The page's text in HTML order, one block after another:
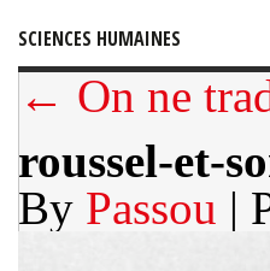
SCIENCES HUMAINES
← On ne
roussel-et-
By Passou |